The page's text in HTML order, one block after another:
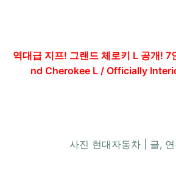
역대급 지프! 그랜드 체로키 L 공개!
nd Cherokee L / Officially
사진 현대자동차 | 글,